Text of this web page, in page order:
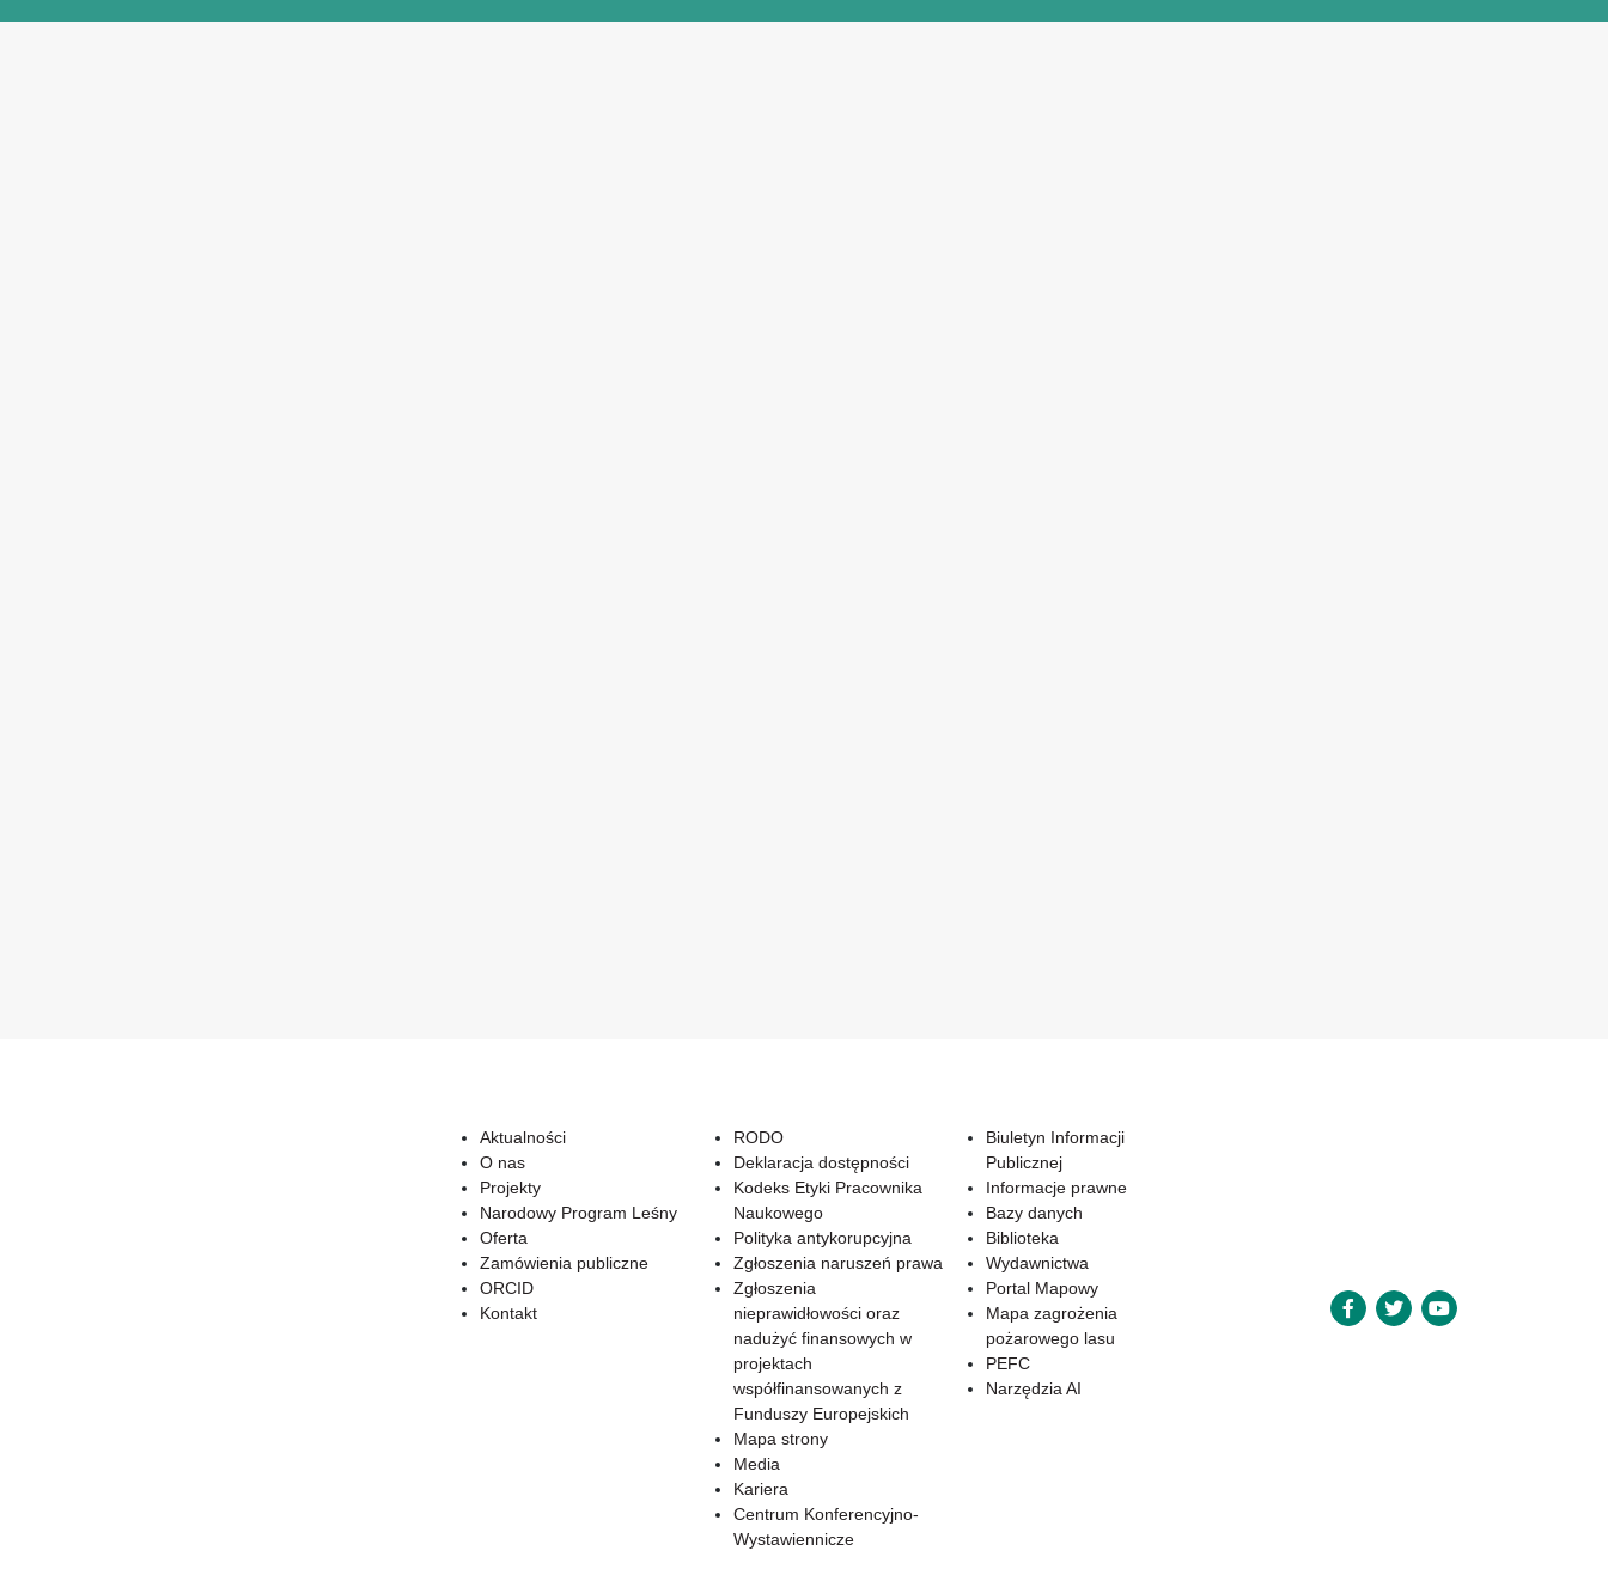
Aktualności
O nas
Projekty
Narodowy Program Leśny
Oferta
Zamówienia publiczne
ORCID
Kontakt
RODO
Deklaracja dostępności
Kodeks Etyki Pracownika
Naukowego
Polityka antykorupcyjna
Zgłoszenia naruszeń prawa
Zgłoszenia
nieprawidłowości oraz
nadużyć finansowych w
projektach
współfinansowanych z
Funduszy Europejskich
Mapa strony
Media
Kariera
Centrum Konferencyjno-
Wystawiennicze
Biuletyn Informacji
Publicznej
Informacje prawne
Bazy danych
Biblioteka
Wydawnictwa
Portal Mapowy
Mapa zagrożenia
pożarowego lasu
PEFC
Narzędzia AI